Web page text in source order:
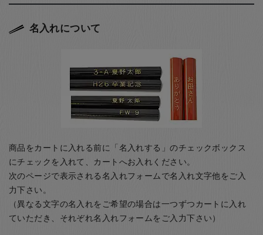
名入れについて
商品をカートに入れる前に「名入れする」のチェックボックス
にチェックを入れて、カートへお入れください。
次のページで表示される名入れフォームで名入れ文字他をご入
力下さい。
（異なる文字の名入れをご希望の場合は一つずつカートに入れ
ていただき、それぞれ名入れフォームをご入力下さい）